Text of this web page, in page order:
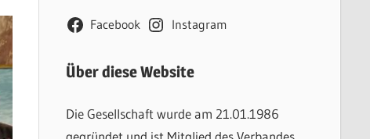
Facebook Instagram
Über diese Website
Die Gesellschaft wurde am 21.01.1986